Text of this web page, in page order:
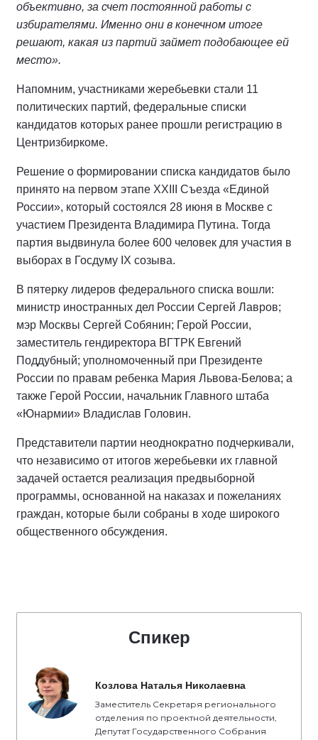
объективно, за счет постоянной работы с
избирателями. Именно они в конечном итоге
решают, какая из партий займет подобающее ей
место».
Напомним, участниками жеребьевки стали 11
политических партий, федеральные списки
кандидатов которых ранее прошли регистрацию в
Центризбиркоме.
Решение о формировании списка кандидатов было
принято на первом этапе XXIII Съезда «Единой
России», который состоялся 28 июня в Москве с
участием Президента Владимира Путина. Тогда
партия выдвинула более 600 человек для участия в
выборах в Госдуму IX созыва.
В пятерку лидеров федерального списка вошли:
министр иностранных дел России Сергей Лавров;
мэр Москвы Сергей Собянин; Герой России,
заместитель гендиректора ВГТРК Евгений
Поддубный; уполномоченный при Президенте
России по правам ребенка Мария Львова-Белова; а
также Герой России, начальник Главного штаба
«Юнармии» Владислав Головин.
Представители партии неоднократно подчеркивали,
что независимо от итогов жеребьевки их главной
задачей остается реализация предвыборной
программы, основанной на наказах и пожеланиях
граждан, которые были собраны в ходе широкого
общественного обсуждения.
Спикер
Козлова Наталья Николаевна
Заместитель Секретаря регионального
отделения по проектной деятельности,
Депутат Государственного Собрания